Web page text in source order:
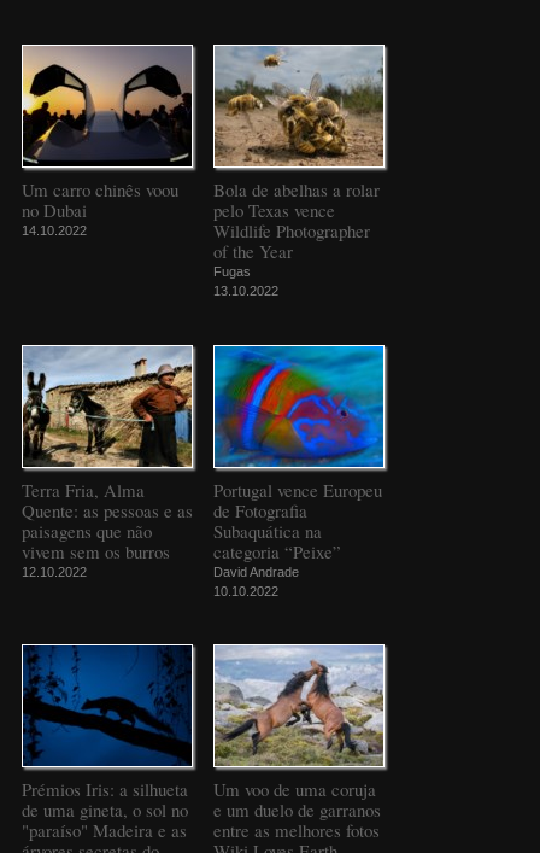
Um carro chinês voou
no Dubai
14.10.2022
Bola de abelhas a rolar
pelo Texas vence
Wildlife Photographer
of the Year
Fugas
13.10.2022
Terra Fria, Alma
Quente: as pessoas e as
paisagens que não
vivem sem os burros
12.10.2022
Portugal vence Europeu
de Fotografia
Subaquática na
categoria “Peixe”
David Andrade
10.10.2022
Prémios Iris: a silhueta
de uma gineta, o sol no
"paraíso" Madeira e as
Um voo de uma coruja
e um duelo de garranos
entre as melhores fotos